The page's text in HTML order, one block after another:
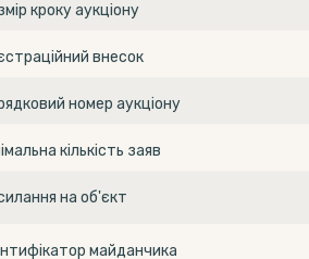
кроку аукціону
внесок
номер аукціону
кількість заяв
на об'єкт
майданчика